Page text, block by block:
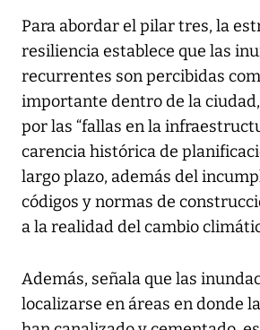
Para abordar el pilar tres, la
resiliencia establece que las
recurrentes son percibidas
importante dentro de la
por las “fallas en la
carencia histórica de
largo plazo, además del
códigos y normas de
a la realidad del cambio
Además, señala que las
localizarse en áreas en donde